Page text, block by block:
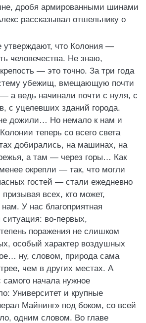
дробя армированными шинами
рассказывал отшельнику о
что Колония —
человечества. Не знаю,
— это точно. За три года
убежищ, вмещающую почти
а ведь начинали почти с нуля, с
с уцелевших зданий города.
дожили… Но немало к нам и
теперь со всего света
добирались, на машинах, на
а там — через горы… Как
окрепли — так, что могли
гостей — стали ежедневно
всех, кто может,
У нас благоприятная
ситуация: во-первых,
поражения не слишком
особый характер воздушных
ну, словом, природа сама
чем в других местах. А
начала нужное
Университет и крупные
Майнинг» под боком, со всей
одним словом. Во главе